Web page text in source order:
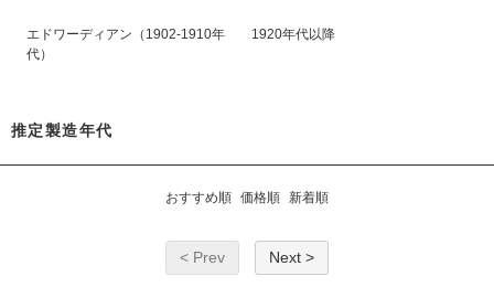
エドワーディアン（1902-1910年
代）
1920年代以降
推定製造年代
おすすめ順 価格順 新着順
< Prev Next >